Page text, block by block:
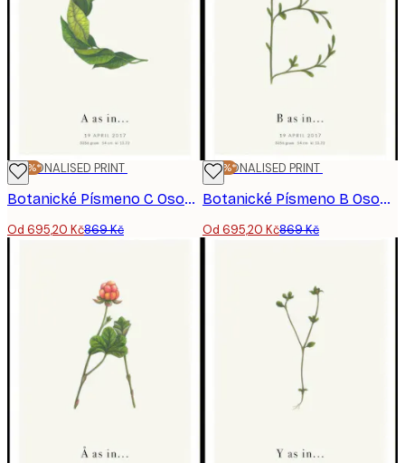
-20%*
PERSONALISED PRINT
Botanické Písmeno C Osobní Plakát
Od 695,20 Kč869 Kč
-20%*
PERSONALISED PRINT
Botanické Písmeno B Osobní Plakát
Od 695,20 Kč869 Kč